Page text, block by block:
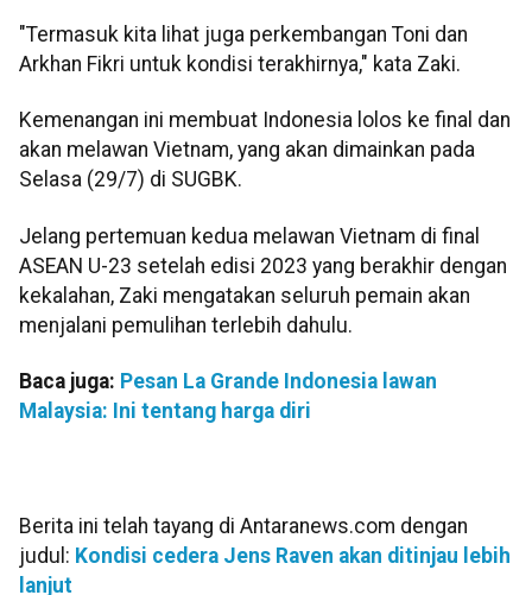
"Termasuk kita lihat juga perkembangan Toni dan
Arkhan Fikri untuk kondisi terakhirnya," kata Zaki.
Kemenangan ini membuat Indonesia lolos ke final dan
akan melawan Vietnam, yang akan dimainkan pada
Selasa (29/7) di SUGBK.
Jelang pertemuan kedua melawan Vietnam di final
ASEAN U-23 setelah edisi 2023 yang berakhir dengan
kekalahan, Zaki mengatakan seluruh pemain akan
menjalani pemulihan terlebih dahulu.
Baca juga: Pesan La Grande Indonesia lawan
Malaysia: Ini tentang harga diri
Berita ini telah tayang di Antaranews.com dengan
judul: Kondisi cedera Jens Raven akan ditinjau lebih
lanjut